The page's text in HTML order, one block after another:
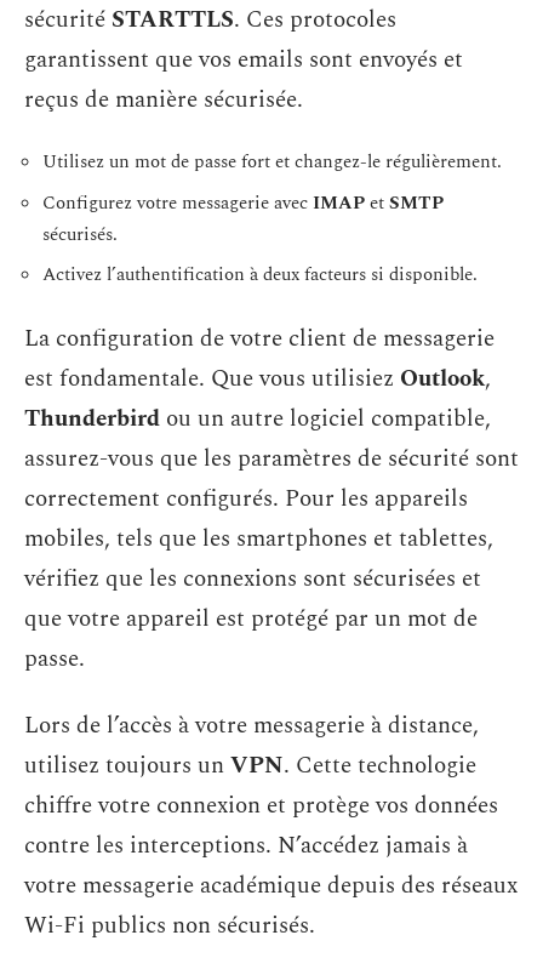
sécurité STARTTLS. Ces protocoles
garantissent que vos emails sont envoyés et
reçus de manière sécurisée.
Utilisez un mot de passe fort et changez-le régulièrement.
Configurez votre messagerie avecIMAPetSMTP
sécurisés.
Activez l’authentification à deux facteurs si disponible.
La configuration de votre client de messagerie
est fondamentale. Que vous utilisiez Outlook,
Thunderbird ou un autre logiciel compatible,
assurez-vous que les paramètres de sécurité sont
correctement configurés. Pour les appareils
mobiles, tels que les smartphones et tablettes,
vérifiez que les connexions sont sécurisées et
que votre appareil est protégé par un mot de
passe.
Lors de l’accès à votre messagerie à distance,
utilisez toujours unVPN. Cette technologie
chiffre votre connexion et protège vos données
contre les interceptions. N’accédez jamais à
votre messagerie académique depuis des réseaux
Wi-Fi publics non sécurisés.